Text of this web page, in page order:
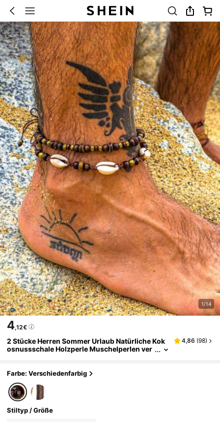
1/14
4,12€
2 Stücke Herren Sommer Urlaub Natürliche Kok
osnussschale Holzperle Muschelperlen ver
4,86 (98)
Farbe: Verschiedenfarbig
Stiltyp / Größe